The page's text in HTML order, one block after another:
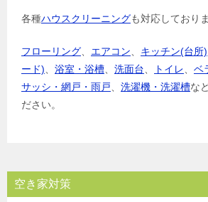
各種ハウスクリーニングも対応しておりま
フローリング エアコン キッチン(台所)
ード)
浴室・浴槽 洗面台 トイレ ベ
サッシ・網戸・雨戸
洗濯機・洗濯槽な
ださい。
空き家対策